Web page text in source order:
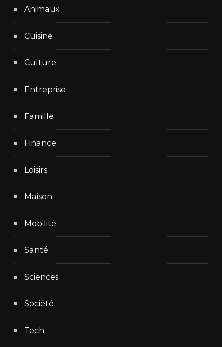
Animaux
Cuisine
Culture
Entreprise
Famille
Finance
Loisirs
Maison
Mobilité
Santé
Sciences
Société
Tech